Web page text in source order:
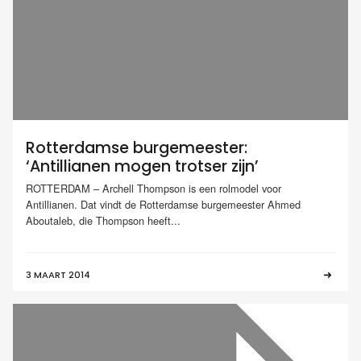
Rotterdamse burgemeester:
‘Antillianen mogen trotser zijn’
ROTTERDAM – Archell Thompson is een rolmodel voor
Antillianen. Dat vindt de Rotterdamse burgemeester Ahmed
Aboutaleb, die Thompson heeft...
3 MAART 2014